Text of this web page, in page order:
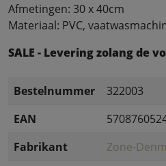
Afmetingen: 30 x 40cm
Materiaal: PVC,
SALE - Levering zolang de
Bestelnummer
322003
EAN
Fabrikant
Zone-